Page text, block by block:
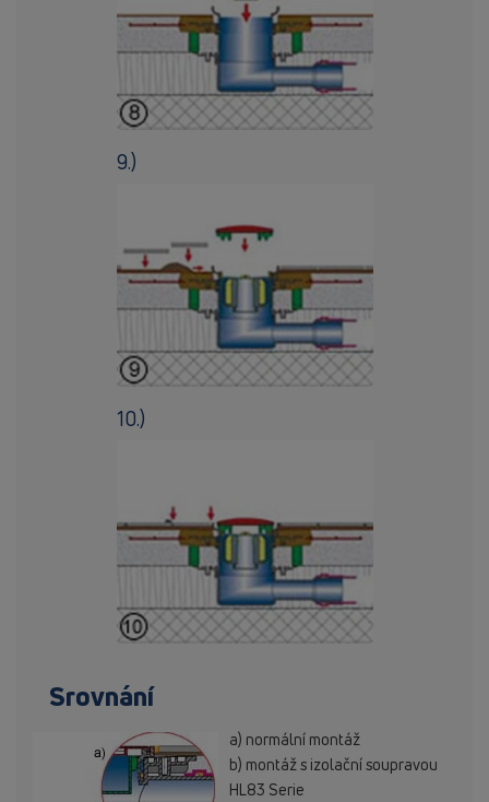
9.)
10.)
Srovnání
a) normální montáž
b) montáž s izolační soupravou
HL83 Serie